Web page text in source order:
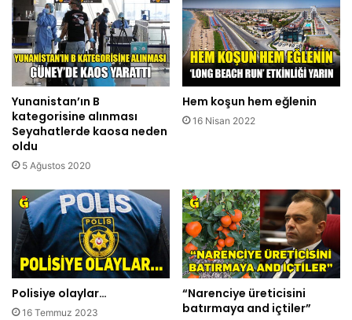
Yunanistan’ın B
kategorisine alınması
Seyahatlerde kaosa neden
oldu
5 Ağustos 2020
Hem koşun hem eğlenin
16 Nisan 2022
Polisiye olaylar…
16 Temmuz 2023
“Narenciye üreticisini
batırmaya and içtiler”